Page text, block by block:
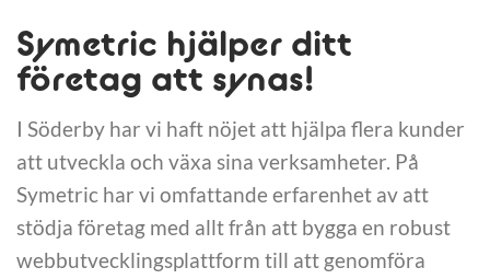
Symetric hjälper ditt
företag att synas!
I Söderby har vi haft nöjet att hjälpa flera kunder
att utveckla och växa sina verksamheter. På
Symetric har vi omfattande erfarenhet av att
stödja företag med allt från att bygga en robust
webbutvecklingsplattform till att genomföra